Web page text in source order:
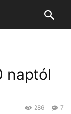
naptól
7
286